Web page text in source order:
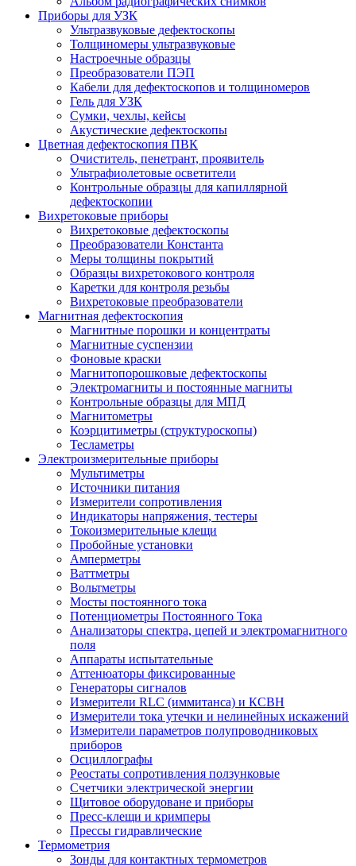
Приборы для УЗК
Ультразвуковые дефектоскопы
Толщиномеры ультразвуковые
Настроечные образцы
Преобразователи ПЭП
Кабели для дефектоскопов и толщиномеров
Гель для УЗК
Сумки, чехлы, кейсы
Акустические дефектоскопы
Цветная дефектоскопия ПВК
Очиститель, пенетрант, проявитель
Ультрафиолетовые осветители
Контрольные образцы для капиллярной
дефектоскопии
Вихретоковые приборы
Вихретоковые дефектоскопы
Преобразователи Константа
Меры толщины покрытий
Образцы вихретокового контроля
Каретки для контроля резьбы
Вихретоковые преобразователи
Магнитная дефектоскопия
Магнитные порошки и концентраты
Магнитные суспензии
Фоновые краски
Магнитопорошковые дефектоскопы
Электромагниты и постоянные магниты
Контрольные образцы для МПД
Магнитометры
Коэрцитиметры (структуроскопы)
Тесламетры
Электроизмерительные приборы
Мультиметры
Источники питания
Измерители сопротивления
Индикаторы напряжения, тестеры
Токоизмерительные клещи
Пробойные установки
Амперметры
Ваттметры
Вольтметры
Мосты постоянного тока
Потенциометры Постоянного Тока
Анализаторы спектра, цепей и электромагнитного
поля
Аппараты испытательные
Аттенюаторы фиксированные
Генераторы сигналов
Измерители RLC (иммитанса) и КСВН
Измерители тока утечки и нелинейных искажений
Измерители параметров полупроводниковых
приборов
Осциллографы
Реостаты сопротивления ползунковые
Счетчики электрической энергии
Щитовое оборудоване и приборы
Пресс-клещи и кримперы
Прессы гидравлические
Термометрия
Зонды для контактных термометров